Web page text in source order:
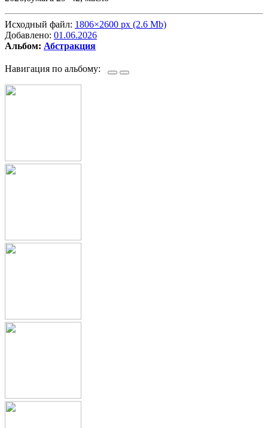
Исходный файл: 1806×2600 px (2.6 Mb)
Добавлено: 01.06.2026
Альбом: Абстракция
Навигация по альбому: